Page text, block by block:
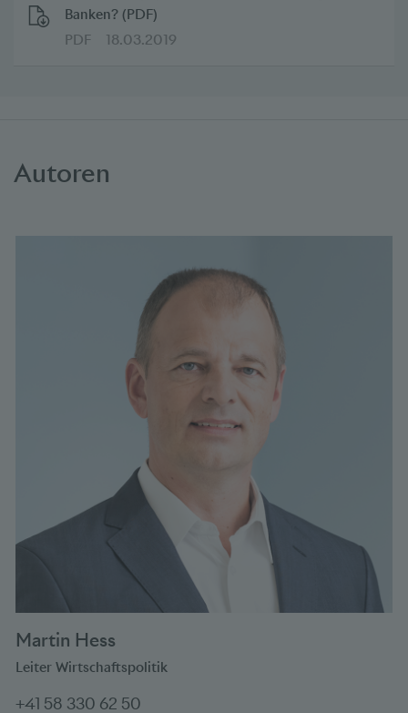
Banken? (PDF)
PDF
18.03.2019
Autoren
Martin Hess
Leiter Wirtschaftspolitik
+41 58 330 62 50